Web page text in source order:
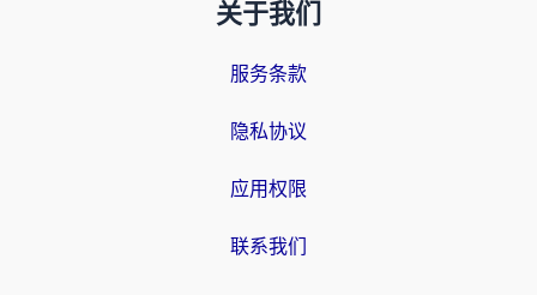
关于我们
服务条款
隐私协议
应用权限
联系我们